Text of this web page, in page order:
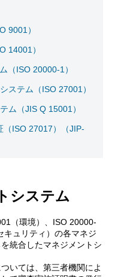
9001）
14001）
（ISO 20000-1）
ステム（ISO 27001）
ム（JIS Q 15001）
（ISO 27017）（JIP-
システム
（環境）、ISO 20000-
キュリティ）の各マネジ
統合したマネジメントシ
いては、第三者機関によ